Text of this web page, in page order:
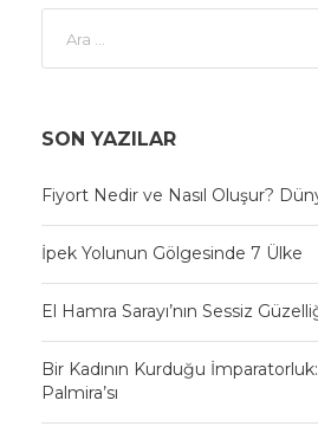
SON YAZILAR
Fiyort Nedir ve Nasıl Oluşur?
İpek Yolunun Gölgesinde 7 Ülke
El Hamra Sarayı’nın Sessiz
Bir Kadının Kurduğu
Palmira’sı